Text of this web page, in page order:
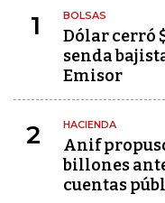
1 BOLSAS
Dólar cerró
senda
Emisor
2 HACIENDA
Anif
billones
cuentas